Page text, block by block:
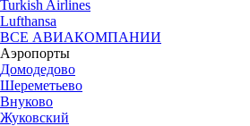
Turkish Airlines
Lufthansa
ВСЕ АВИАКОМПАНИИ
Аэропорты
Домодедово
Шереметьево
Внуково
Жуковский